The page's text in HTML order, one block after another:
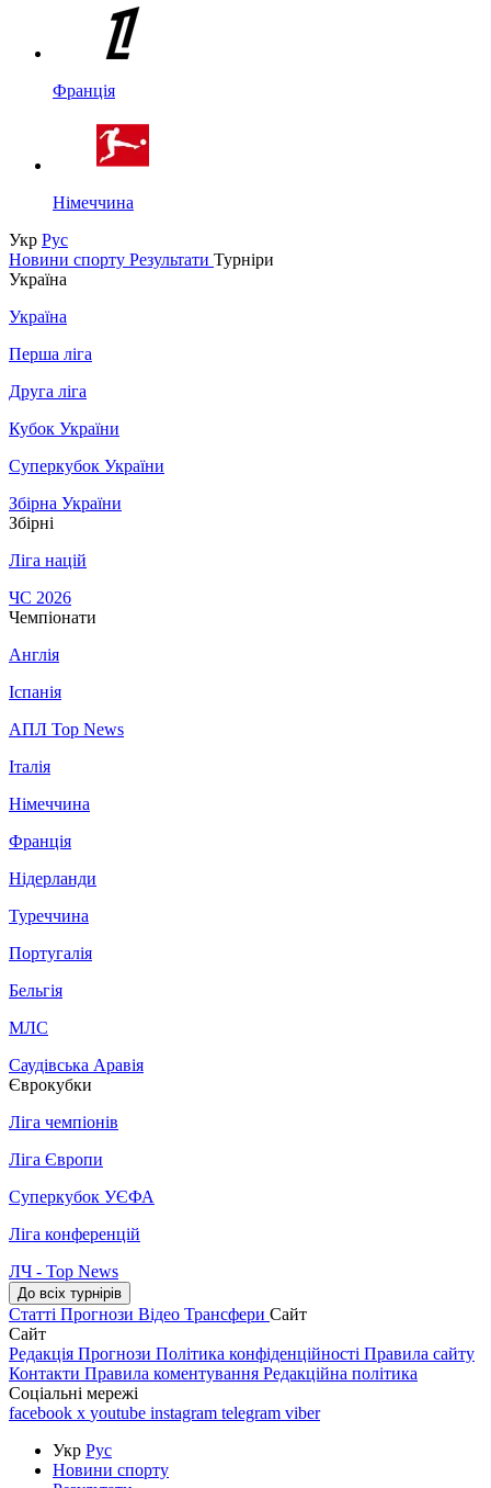
Франція
Німеччина
Укр Рус
Новини спорту Результати Турніри
Україна
Україна
Перша ліга
Друга ліга
Кубок України
Суперкубок України
Збірна України
Збірні
Ліга націй
ЧС 2026
Чемпіонати
Англія
Іспанія
АПЛ Top News
Італія
Німеччина
Франція
Нідерланди
Туреччина
Португалія
Бельгія
МЛС
Саудівська Аравія
Єврокубки
Ліга чемпіонів
Ліга Європи
Суперкубок УЄФА
Ліга конференцій
ЛЧ - Top News
До всіх турнірів
Статті Прогнози Відео Трансфери Сайт
Сайт
Редакція Прогнози Політика конфіденційності Правила сайту
Контакти Правила коментування Редакційна політика
Соціальні мережі
facebook x youtube instagram telegram viber
Укр Рус
Новини спорту